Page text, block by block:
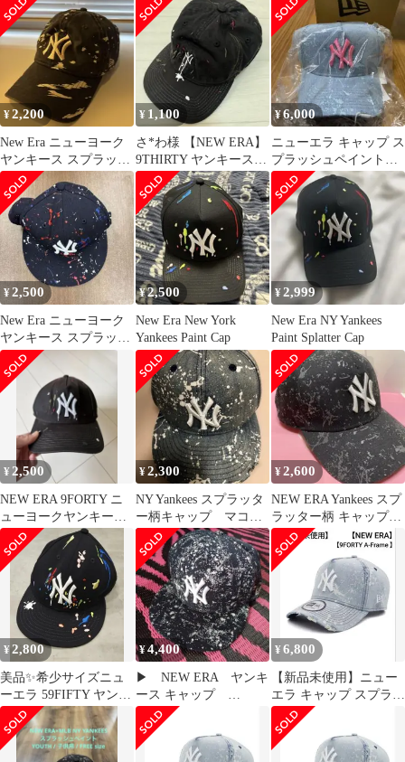
¥2,200
New Era ニューヨーク
ヤンキース スプラッタ
ーベースボールキャッ
プ
¥ 1,100
さ*わ様 【NEW ERA】
9THIRTY ヤンキース
スプラッシュ ペイント
刺
¥6,000
ニューエラ キャップ ス
プラッシュペイント
ONSPOTZ別注 ギャル
ギャル男
¥2,500
New Era ニューヨーク
ヤンキース スプラッタ
ー キャップ58.7cm
¥2,500
New Era New York
Yankees Paint Cap
¥2,999
New Era NY Yankees
Paint Splatter Cap
¥ 2,500
NEW ERA 9FORTY ニ
ューヨークヤンキー
ス ペイント加工 キャ
ップ
¥2,300
NY Yankees スプラッタ
ー柄キャップ マコー
様専用
¥2,600
NEW ERA Yankees スプ
ラッター柄 キャップ
【新品同様‼️】
¥2,800
美品✨希少サイズニュ
ーエラ 59FIFTY ヤンキ
ース スプラッシュ 7
5/8
¥4,400
▶ NEW ERA ヤンキ
ース キャップ
9FIFTY splatter 限定
¥ 6,800
【新品未使用】ニュー
エラ キャップ スプラッ
シュペイント
ONSPOTZ別注